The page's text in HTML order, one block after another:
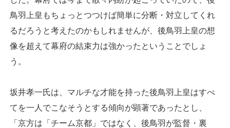
鳥羽上皇もちょっとつつけば簡単に分断・対立してくれ
るだろうと考えたのかもしれませんが、後鳥羽上皇の想
像を超えて幕府の結束力は強かったということでしょ
う。
坂井孝一氏は、マルチな才能を持った後鳥羽上皇はすべ
てを一人でこなそうとする傾向が顕著であったとし、
「京方は「チーム京都」ではなく、後鳥羽が監督・裏